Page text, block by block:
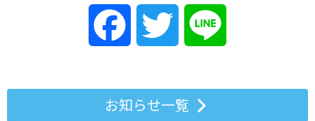
Facebook Twitter
お知らせ一覧